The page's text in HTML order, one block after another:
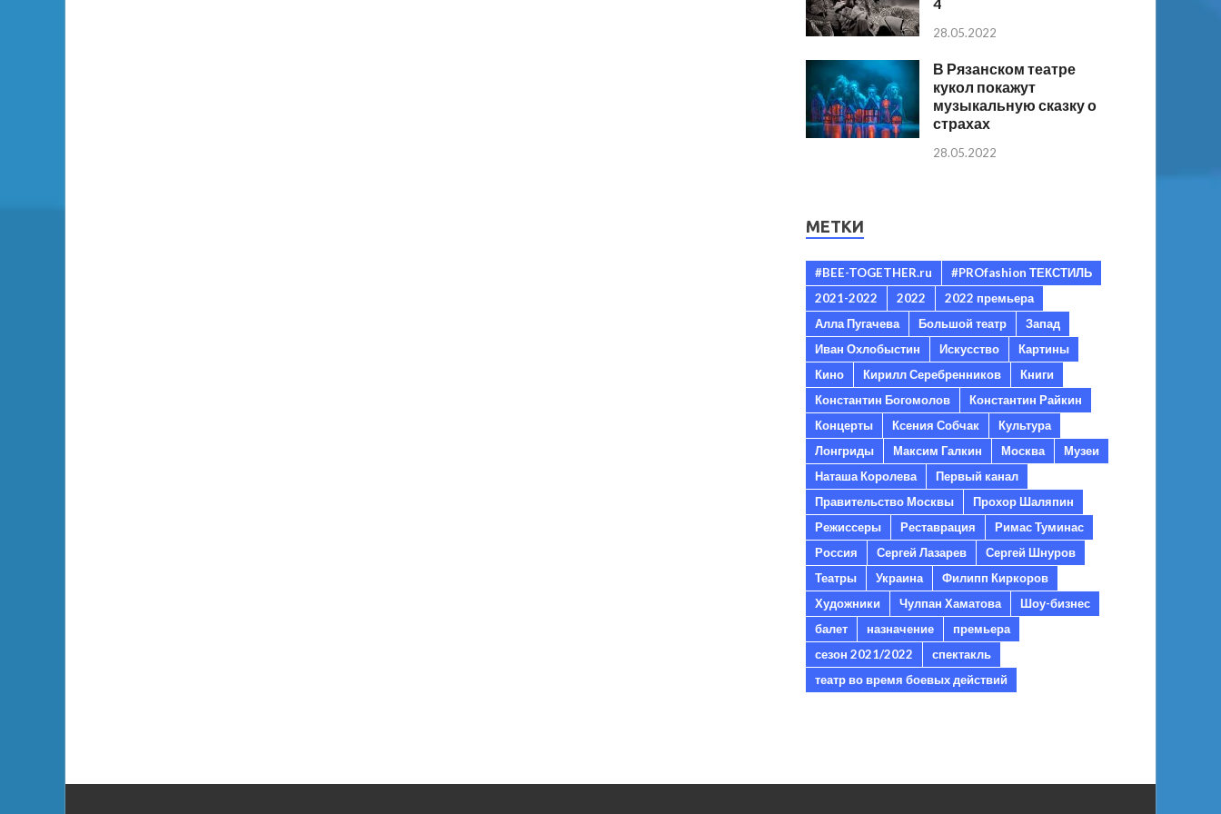
28.05.2022
В Рязанском театре
кукол покажут
музыкальную сказку о
страхах
28.05.2022
МЕТКИ
#BEE-TOGETHER.ru
#PROfashion ТЕКСТИЛЬ
2021-2022
2022
2022 премьера
Алла Пугачева
Большой театр
Запад
Иван Охлобыстин
Искусство
Картины
Кино
Кирилл Серебренников
Книги
Константин Богомолов
Константин Райкин
Концерты
Ксения Собчак
Культура
Лонгриды
Максим Галкин Москва
Музеи
Наташа Королева
Первый канал
Правительство Москвы
Прохор Шаляпин
Режиссеры
Реставрация
Римас Туминас
Россия
Сергей Лазарев
Сергей Шнуров
Театры
Украина
Филипп Киркоров
Художники
Чулпан Хаматова
Шоу-бизнес
балет
назначение
премьера
сезон 2021/2022
спектакль
театр во время боевых действий